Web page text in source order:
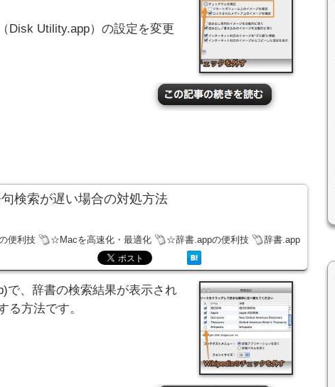
Disk Utility.app）の設定を変更
検索が遅い場合の対処方法
便利技 ☆Macを高速化・最適化 ☆辞書.appの便利技 辞書.app
で、辞書の検索結果が表示され
る方法です。